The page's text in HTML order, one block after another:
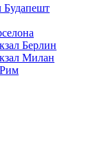
Будапешт
Берлин
Милан